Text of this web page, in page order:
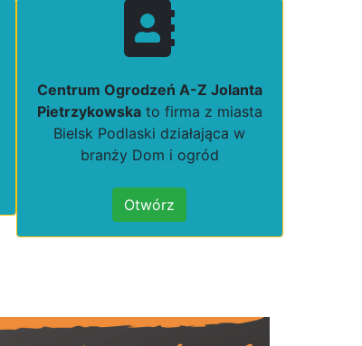
Centrum Ogrodzeń A-Z Jolanta
Pietrzykowskato firma z miasta
Bielsk Podlaski działająca w
branży Dom i ogród
Otwórz